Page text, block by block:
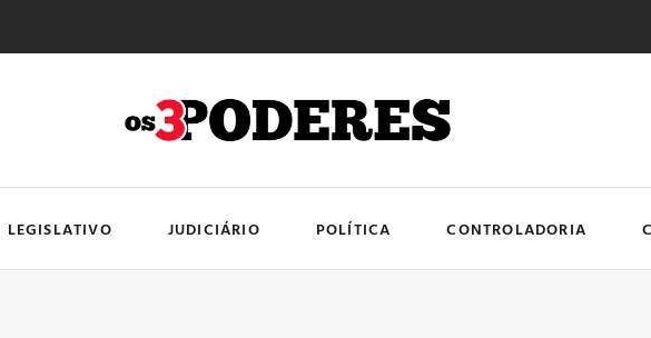
LEGISLATIVO JUDICIÁRIO POLÍTICA CONTROLADORIA